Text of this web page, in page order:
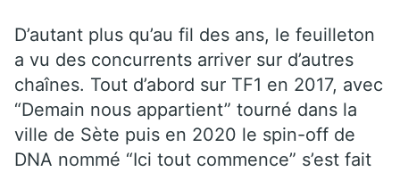
D’autant plus qu’au fil des ans, le feuilleton
a vu des concurrents arriver sur d’autres
chaînes. Tout d’abord sur TF1 en 2017, avec
“Demain nous appartient” tourné dans la
ville de Sète puis en 2020 le spin-off de
DNA nommé “Ici tout commence” s’est fait